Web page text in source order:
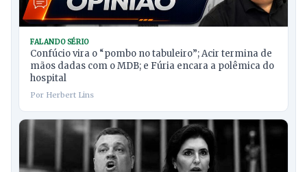
FALANDO SÉRIO
Confúcio vira o “pombo no tabuleiro”; Acir termina de
mãos dadas com o MDB; e Fúria encara a polêmica do
hospital
Por Herbert Lins